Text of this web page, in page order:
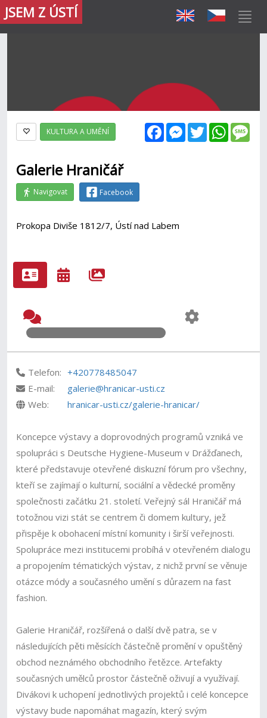
JSEM Z ÚSTÍ
FacebookMessenger
Twitter
KULTURA A UMĚNÍ
Galerie Hraničář
Navigovat Facebook
Prokopa Diviše 1812/7, Ústí nad Labem
Telefon: +420778485047
E-mail:
galerie@hranicar-usti.cz
Web:
hranicar-usti.cz/galerie-hranicar/
Koncepce výstavy a doprovodných programů vzniká ve
spolupráci s Deutsche Hygiene-Museum v Drážďanech,
které představuje otevřené diskuzní fórum pro všechny,
kteří se zajímají o kulturní, sociální a vědecké proměny
společnosti začátku 21. století. Veřejný sál Hraničář má
totožnou vizi stát se centrem či domem kultury, jež
přispěje k obohacení místní komunity i širší veřejnosti.
Spolupráce mezi institucemi probíhá v otevřeném dialogu
a propojením tématických výstav, z nichž první se věnuje
otázce módy a současného umění s důrazem na fast
fashion.
Galerie Hraničář, rozšířená o další dvě patra, se v
následujících pěti měsících částečně promění v opuštěný
obchod neznámého obchodního řetězce. Artefakty
současných umělců prostor částečně oživují a využívají.
Divákovi k uchopení jednotlivých projektů i celé koncepce
výstavy bude napomáhat magazín, který svým